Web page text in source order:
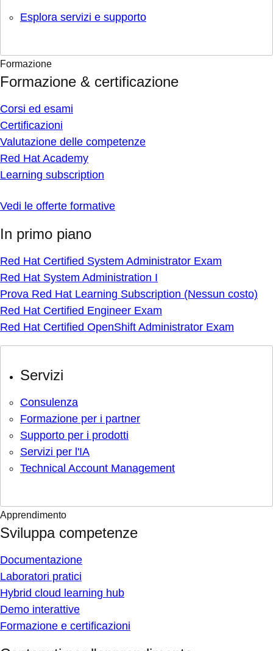
Esplora servizi e supporto
Formazione
Formazione & certificazione
Corsi ed esami
Certificazioni
Valutazione delle competenze
Red Hat Academy
Learning subscription
Vedi le offerte formative
In primo piano
Red Hat Certified System Administrator Exam
Red Hat System Administration I
Prova Red Hat Learning Subscription (Nessun costo)
Red Hat Certified Engineer Exam
Red Hat Certified OpenShift Administrator Exam
Servizi
Consulenza
Formazione per i partner
Supporto per i prodotti
Servizi per l'IA
Technical Account Management
Apprendimento
Sviluppa competenze
Documentazione
Laboratori pratici
Hybrid cloud learning hub
Demo interattive
Formazione e certificazioni